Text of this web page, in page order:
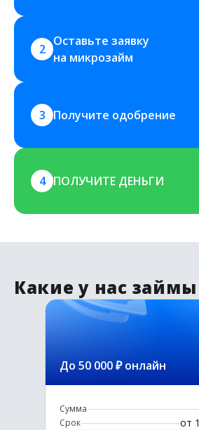
2
Оставьте заявку
на микрозайм
3 Получите одобрение
4 ПОЛУЧИТЕ ДЕНЬГИ
Какие у нас займы
До 50 000 ₽ онлайн
Сумма
Срок от 1